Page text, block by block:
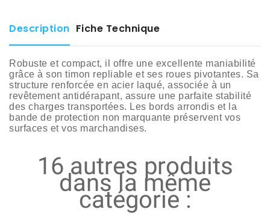
Description Fiche Technique
Robuste et compact, il offre une excellente maniabilité
grâce à son timon repliable et ses roues pivotantes. Sa
structure renforcée en acier laqué, associée à un
revêtement antidérapant, assure une parfaite stabilité
des charges transportées. Les bords arrondis et la
bande de protection non marquante préservent vos
surfaces et vos marchandises.
16 autres produits
dans la même
catégorie :